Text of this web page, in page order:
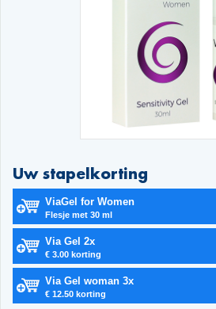
Uw stapelkorting
ViaGel for Women
Flesje met 30 ml
Via Gel 2x
€ 3.00 korting
Via Gel woman 3x
€ 12.50 korting